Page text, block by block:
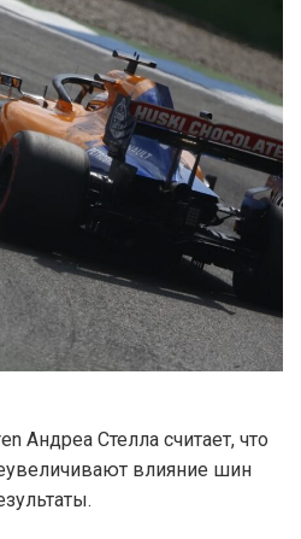
Андреа Стелла считает, что
влияние шин